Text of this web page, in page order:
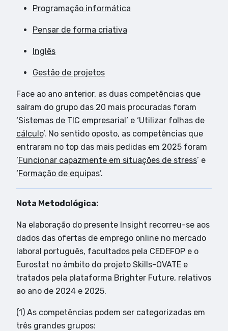
Programação informática
Pensar de forma criativa
Inglês
Gestão de projetos
Face ao ano anterior, as duas competências que
saíram do grupo das 20 mais procuradas foram
‘Sistemas de TIC empresarial’ e ‘Utilizar folhas de
cálculo’. No sentido oposto, as competências que
entraram no top das mais pedidas em 2025 foram
‘Funcionar capazmente em situações de stress’ e
‘Formação de equipas’.
Nota Metodológica:
Na elaboração do presente Insight recorreu-se aos
dados das ofertas de emprego online no mercado
laboral português, facultados pela CEDEFOP e o
Eurostat no âmbito do projeto Skills-OVATE e
tratados pela plataforma Brighter Future, relativos
ao ano de 2024 e 2025.
(1) As competências podem ser categorizadas em
três grandes grupos: